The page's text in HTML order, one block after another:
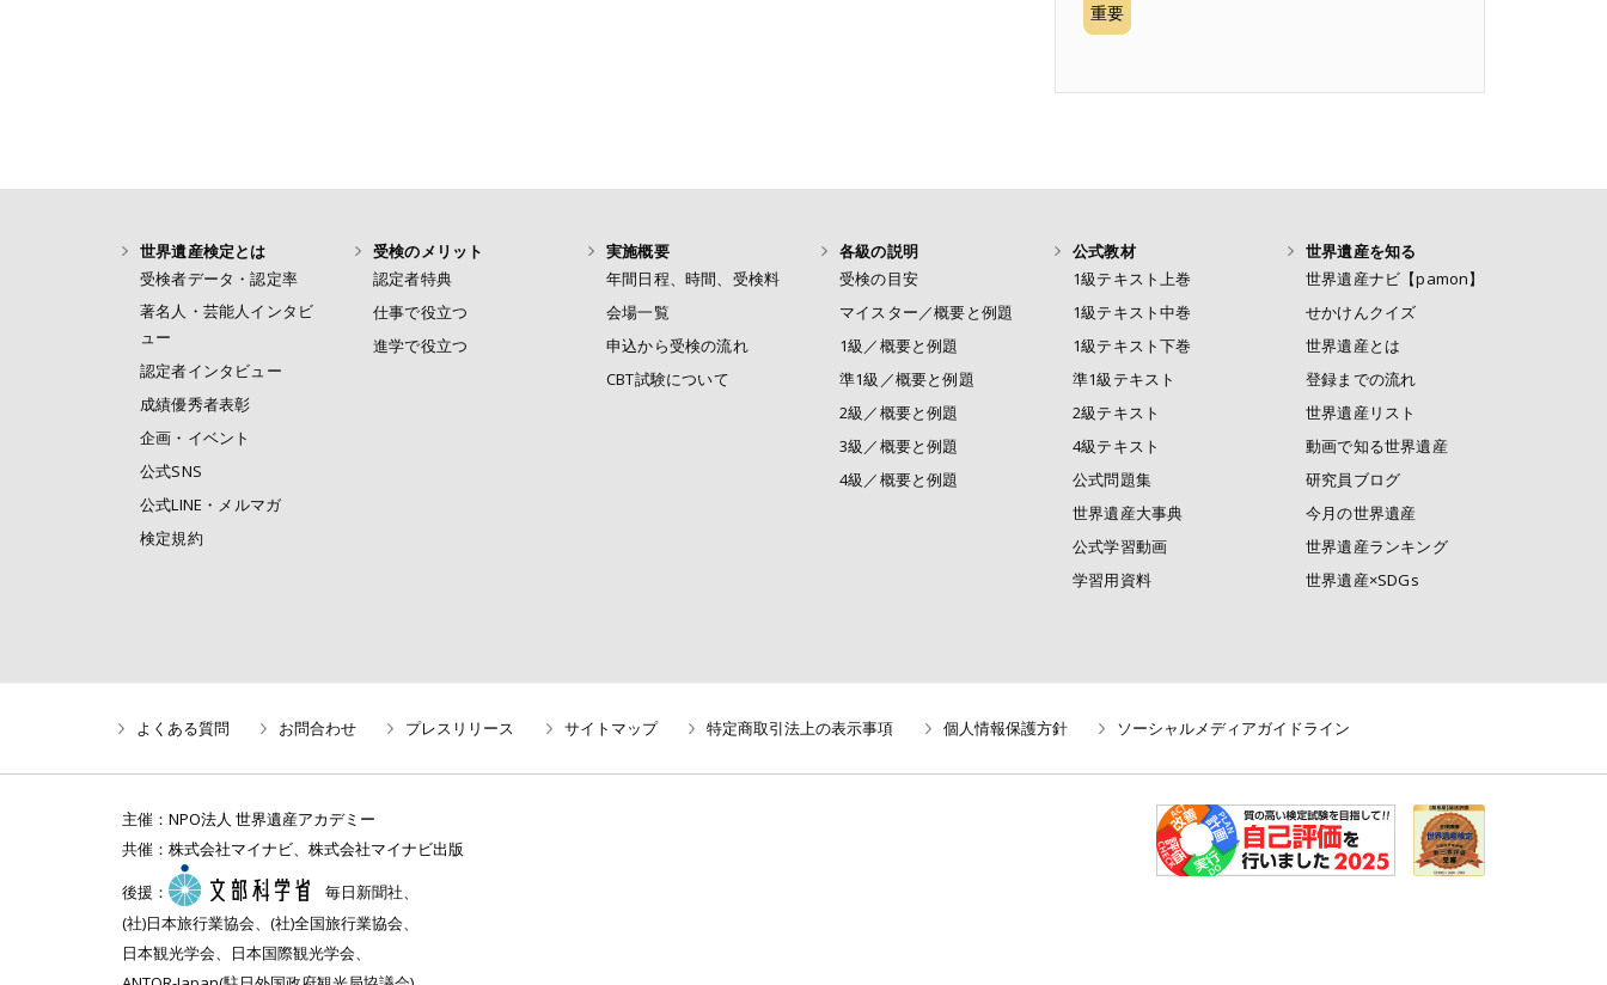
重要
世界遺産検定とは
受検者データ・認定率
著名人・芸能人インタビ
ュー
認定者インタビュー
成績優秀者表彰
企画・イベント
公式SNS
公式LINE・メルマガ
検定規約
受検のメリット
認定者特典
仕事で役立つ
進学で役立つ
実施概要
年間日程、時間、受検料
会場一覧
申込から受検の流れ
CBT試験について
各級の説明
受検の目安
マイスター／概要と例題
1級／概要と例題
準1級／概要と例題
2級／概要と例題
3級／概要と例題
4級／概要と例題
公式教材
1級テキスト上巻
1級テキスト中巻
1級テキスト下巻
準1級テキスト
2級テキスト
4級テキスト
公式問題集
世界遺産大事典
公式学習動画
学習用資料
世界遺産を知る
世界遺産ナビ【pamon】
せかけんクイズ
世界遺産とは
登録までの流れ
世界遺産リスト
動画で知る世界遺産
研究員ブログ
今月の世界遺産
世界遺産ランキング
世界遺産×SDGs
よくある質問 お問合わせ プレスリリース サイトマップ 特定商取引法上の表示事項 個人情報保護方針 ソーシャルメディアガイドライン
主催： NPO法人 世界遺産アカデミー
共催： 株式会社マイナビ、 株式会社マイナビ出版
後援：
毎日新聞社、
(社)日本旅行業協会、(社)全国旅行業協会、
日本観光学会、日本国際観光学会、